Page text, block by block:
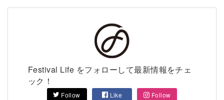
Festival Life をフォローして最新情報をチェ
ック！
Follow Like Follow